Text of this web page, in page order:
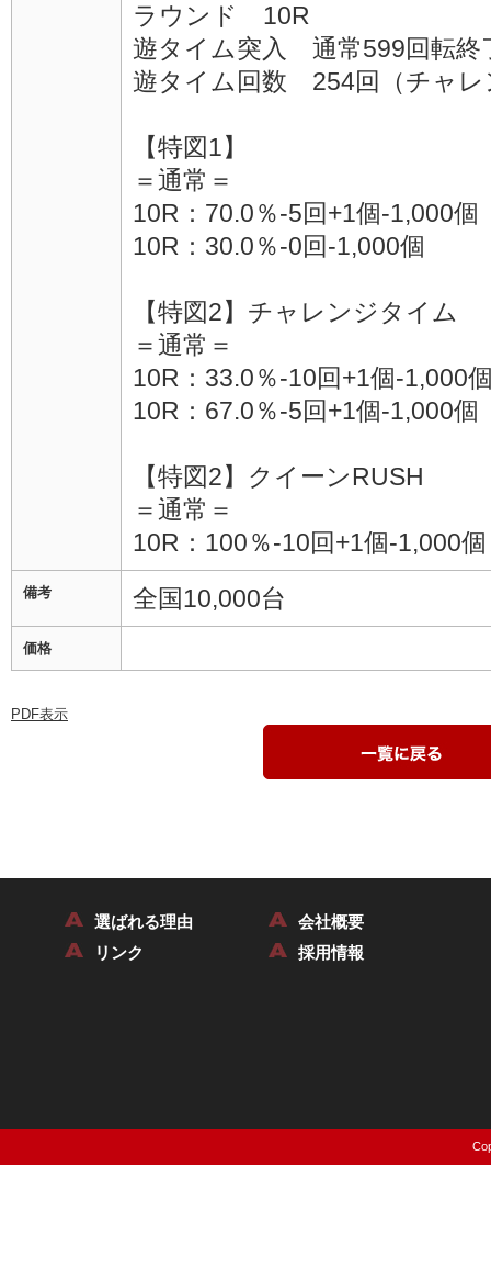
ラウンド 10R
遊タイム突入 通常599回転終
遊タイム回数 254回（チャレ
【特図1】
＝通常＝
10R：70.0％-5回+1個-1,000
10R：30.0％-0回-1,000個
【特図2】チャレンジタイム
＝通常＝
10R：33.0％-10回+1個-1,000
10R：67.0％-5回+1個-1,000
【特図2】クイーンRUSH
＝通常＝
10R：100％-10回+1個-1,000個
備考 全国10,000台
価格
PDF表示
選ばれる理由
リンク
会社概要
採用情報